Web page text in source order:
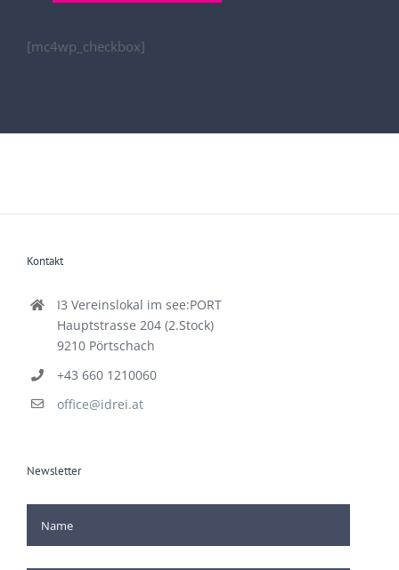
Hauptstrasse 204 (2.Stock)
+43 660 1210060
office@idrei.at